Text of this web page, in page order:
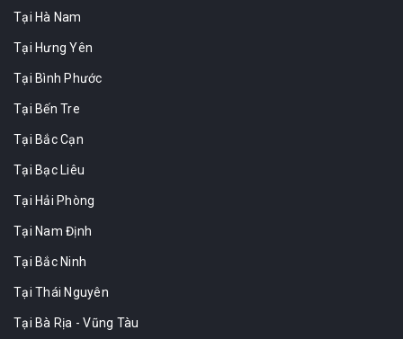
Tại Hà Nam
Tại Hưng Yên
Tại Bình Phước
Tại Bến Tre
Tại Bắc Cạn
Tại Bạc Liêu
Tại Hải Phòng
Tại Nam Định
Tại Bắc Ninh
Tại Thái Nguyên
Tại Bà Rịa - Vũng Tàu